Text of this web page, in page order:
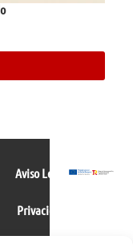
Aviso Legal
Privacidad